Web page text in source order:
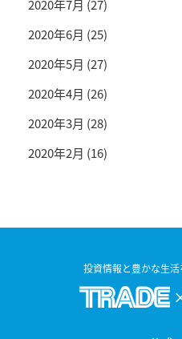
2020年7月 (27)
2020年6月 (25)
2020年5月 (27)
2020年4月 (26)
2020年3月 (28)
2020年2月 (16)
投資情報と豊かな生